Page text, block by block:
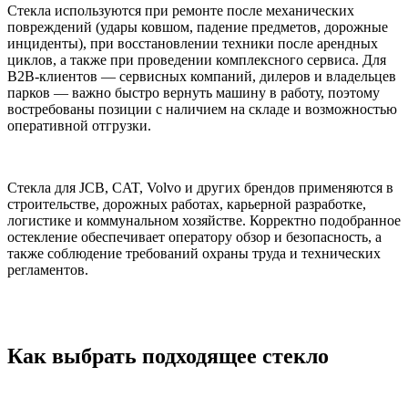
Стекла используются при ремонте после механических
повреждений (удары ковшом, падение предметов, дорожные
инциденты), при восстановлении техники после арендных
циклов, а также при проведении комплексного сервиса. Для
B2B-клиентов — сервисных компаний, дилеров и владельцев
парков — важно быстро вернуть машину в работу, поэтому
востребованы позиции с наличием на складе и возможностью
оперативной отгрузки.
Стекла для JCB, CAT, Volvo и других брендов применяются в
строительстве, дорожных работах, карьерной разработке,
логистике и коммунальном хозяйстве. Корректно подобранное
остекление обеспечивает оператору обзор и безопасность, а
также соблюдение требований охраны труда и технических
регламентов.
Как выбрать подходящее стекло